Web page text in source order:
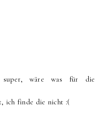
wäre was für die
ich finde die nicht :(